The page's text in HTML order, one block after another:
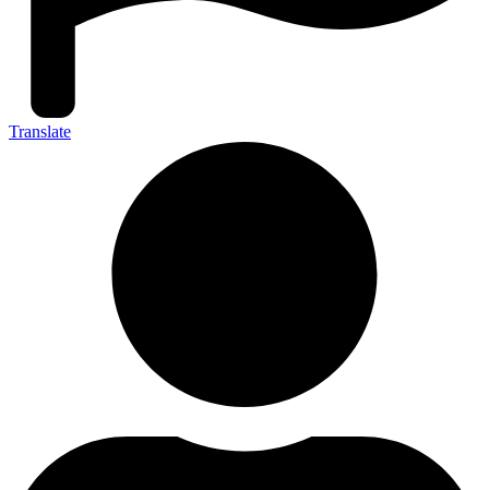
Translate